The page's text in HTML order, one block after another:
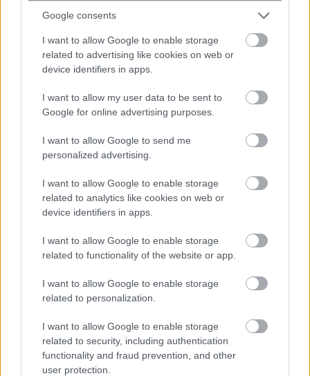
Google consents
I want to allow Google to enable storage
related to advertising like cookies on web or
device identifiers in apps.
I want to allow my user data to be sent to
Google for online advertising purposes.
I want to allow Google to send me
personalized advertising.
I want to allow Google to enable storage
related to analytics like cookies on web or
device identifiers in apps.
I want to allow Google to enable storage
related to functionality of the website or app.
I want to allow Google to enable storage
related to personalization.
I want to allow Google to enable storage
related to security, including authentication
functionality and fraud prevention, and other
user protection.
Γερμανία: Νέα έρευνα για την άμυνα
απέναντι στα drones – Καμπανάκι
μετά τον εντοπισμό εκρηκτικών στη
Λειψία
Κατερίνα Καινούργιου: Η νέα
φωτογραφία αγκαλιά με την κόρη της